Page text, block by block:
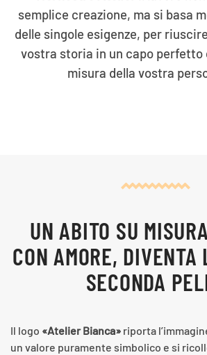
semplice creazione, ma si basa
delle singole esigenze, per
vostra storia in un capo perfetto
misura della vostra
UN ABITO SU
CON AMORE, DIVENTA
SECONDA
Il logo «Atelier Bianca» riporta
un valore puramente simbolico e si